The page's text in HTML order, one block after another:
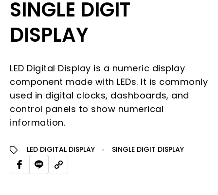
SINGLE DIGIT
DISPLAY
LED Digital Display is a numeric display
component made with LEDs. It is commonly
used in digital clocks, dashboards, and
control panels to show numerical
information.
LED DIGITAL DISPLAY SINGLE DIGIT DISPLAY